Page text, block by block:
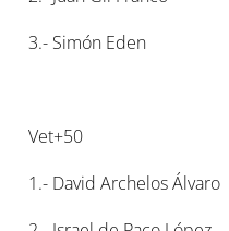
3.- Simón Eden
Vet+50
1.- David Archelos Álvaro